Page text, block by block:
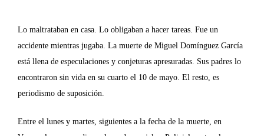
Lo maltrataban en casa. Lo obligaban a hacer tareas. Fue un
accidente mientras jugaba. La muerte de Miguel Domínguez García
está llena de especulaciones y conjeturas apresuradas. Sus padres lo
encontraron sin vida en su cuarto el 10 de mayo. El resto, es
periodismo de suposición.
Entre el lunes y martes, siguientes a la fecha de la muerte, en